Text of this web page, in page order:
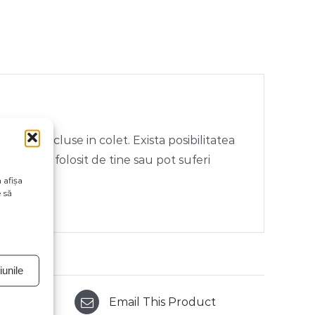
neincluse in colet. Exista posibilitatea
vizual folosit de tine sau pot suferi
Email This Product